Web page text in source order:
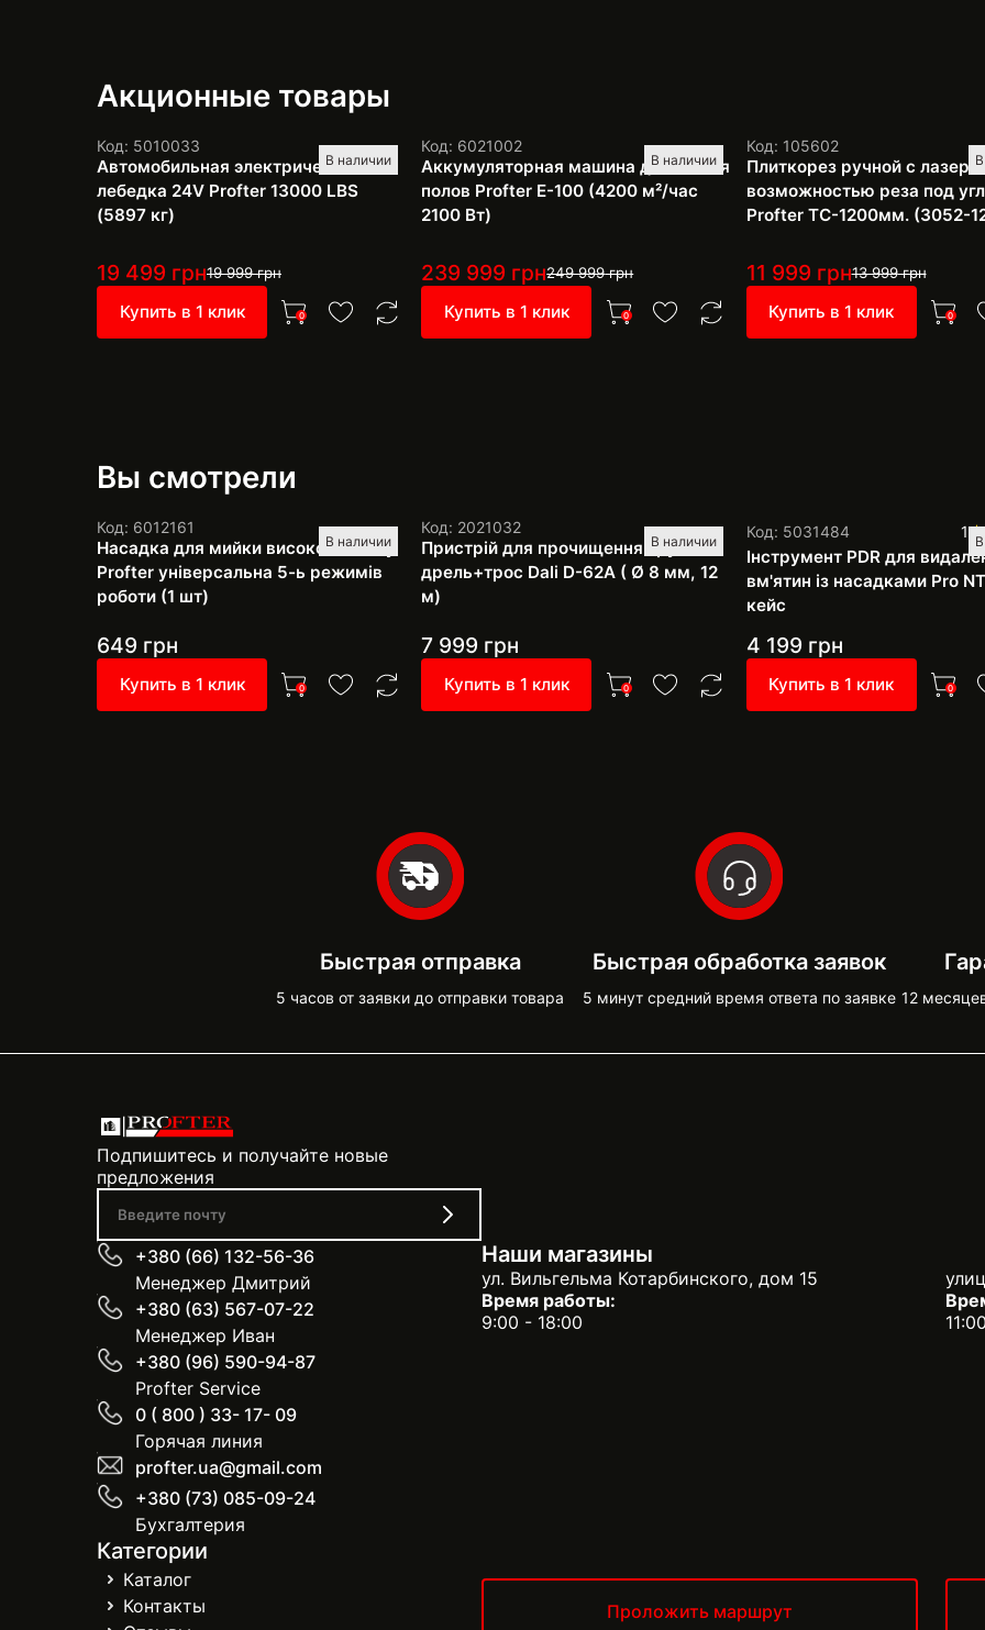
Акционные товары
В наличии
Код: 5010033
Автомобильная электрическая
лебедка 24V Profter 13000 LBS
(5897 кг)
19 499 грн19 999грн
Купить в 1 клик 0
В наличии
Код: 6021002
Аккумуляторная машина для мытья
полов Profter E-100 (4200 м²/час
2100 Вт)
239 999 грн249 999грн
Купить в 1 клик 0
Код: 105602
Плиткорез ручной с
возможностью реза под
Profter TC-1200мм. (3052-
11 999 грн13 999грн
Купить в 1 клик 0
Вы смотрели
В наличии
Код: 6012161
Насадка для мийки високого тиску
Profter універсальна 5-ь режимів
роботи (1 шт)
649 грн
Купить в 1 клик 0
В наличии
Код: 2021032
Пристрій для прочищення труб
дрель+трос Dali D-62A ( Ø 8 мм, 12
м)
7 999 грн
Купить в 1 клик 0
Код: 5031484 1
Інструмент PDR для
вм'ятин із насадками Pro
кейс
4 199 грн
Купить в 1 клик 0
Быстрая отправка
5 часов от заявки до отправки товара
Быстрая обработка заявок
5 минут средний время ответа по заявке 12
Подпишитесь и получайте новые
предложения
+380 (66) 132-56-36
Менеджер Дмитрий
+380 (63) 567-07-22
Менеджер Иван
+380 (96) 590-94-87
Profter Service
0 ( 800 ) 33- 17- 09
Горячая линия
profter.ua@gmail.com
+380 (73) 085-09-24
Бухгалтерия
Категории
Каталог
Контакты
Наши магазины
ул. Вильгельма Котарбинского, дом 15
Время работы:
9:00 - 18:00
Проложить маршрут